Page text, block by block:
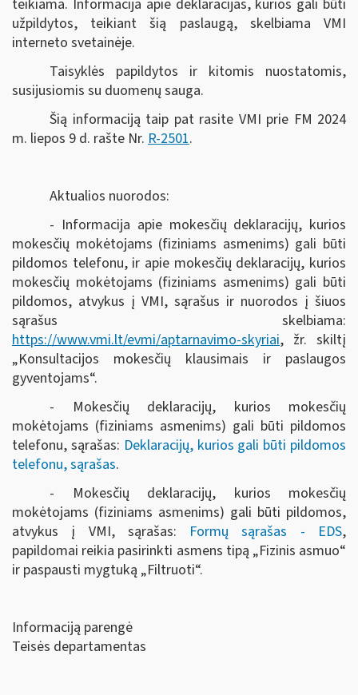
teikiama. Informacija apie deklaracijas, kurios gali būti
užpildytos, teikiant šią paslaugą, skelbiama VMI
interneto svetainėje.
Taisyklės papildytos ir kitomis nuostatomis,
susijusiomis su duomenų sauga.
Šią informaciją taip pat rasite VMI prie FM 2024
m. liepos 9 d. rašte Nr. R-2501.
Aktualios nuorodos:
- Informacija apie mokesčių deklaracijų, kurios
mokesčių mokėtojams (fiziniams asmenims) gali būti
pildomos telefonu, ir apie mokesčių deklaracijų, kurios
mokesčių mokėtojams (fiziniams asmenims) gali būti
pildomos, atvykus į VMI, sąrašus ir nuorodos į šiuos
sąrašus skelbiama:
https://www.vmi.lt/evmi/aptarnavimo-skyriai, žr. skiltį
„Konsultacijos mokesčių klausimais ir paslaugos
gyventojams“.
- Mokesčių deklaracijų, kurios mokesčių
mokėtojams (fiziniams asmenims) gali būti pildomos
telefonu, sąrašas: Deklaracijų, kurios gali būti pildomos
telefonu, sąrašas.
- Mokesčių deklaracijų, kurios mokesčių
mokėtojams (fiziniams asmenims) gali būti pildomos,
atvykus į VMI, sąrašas: Formų sąrašas - EDS,
papildomai reikia pasirinkti asmens tipą „Fizinis asmuo“
ir paspausti mygtuką „Filtruoti“.
Informaciją parengė
Teisės departamentas